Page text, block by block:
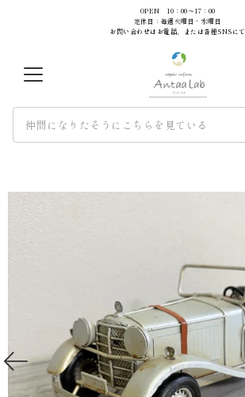
OPEN 10：00～17：00
定休日：毎週火曜日・水曜日
お問い合わせはお電話、または各種SNSにて